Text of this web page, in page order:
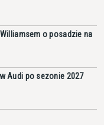
o posadzie na
Audi po sezonie 2027